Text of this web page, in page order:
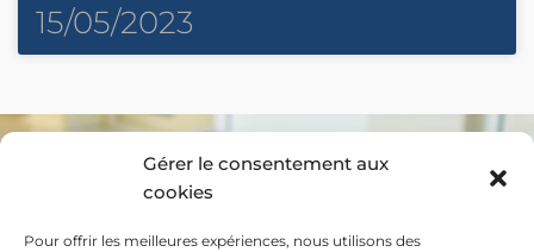
Gérer le consentement aux
cookies
Pour offrir les meilleures expériences, nous utilisons des
15/05/2023
Coordonnées
27 rue de la Pinotière - 37210 Parçay-Meslay